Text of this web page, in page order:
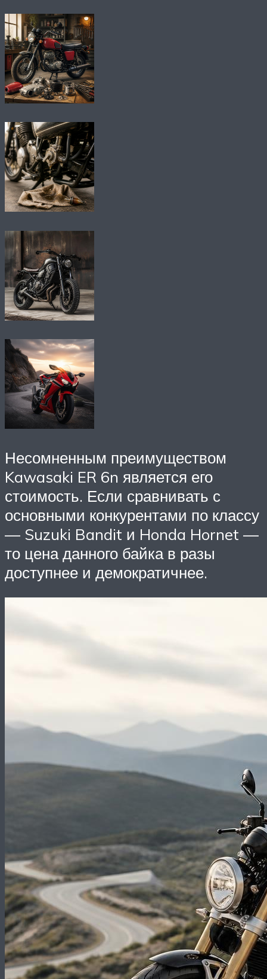
Несомненным преимуществом
Kawasaki ER 6n является его
стоимость. Если сравнивать с
основными конкурентами по классу
— Suzuki Bandit и Honda Hornet —
то цена данного байка в разы
доступнее и демократичнее.